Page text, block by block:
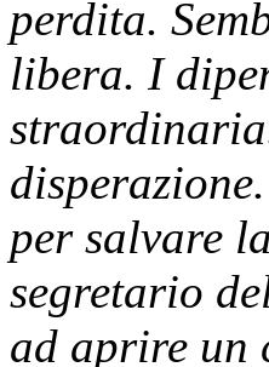
perdita.
libera. I
per salvare
segretario
ad aprire un